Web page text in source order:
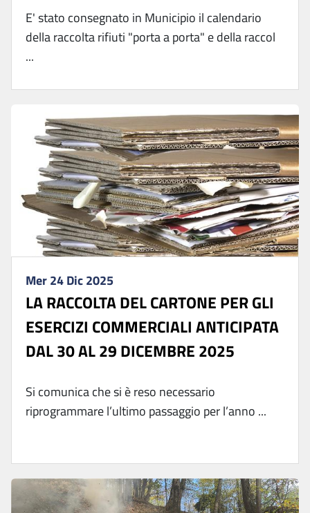
E' stato consegnato in Municipio il calendario
della raccolta rifiuti "porta a porta" e della raccol
...
Mer 24 Dic 2025
LA RACCOLTA DEL CARTONE PER GLI
ESERCIZI COMMERCIALI ANTICIPATA
DAL 30 AL 29 DICEMBRE 2025
Si comunica che si è reso necessario
riprogrammare l’ultimo passaggio per l’anno ...